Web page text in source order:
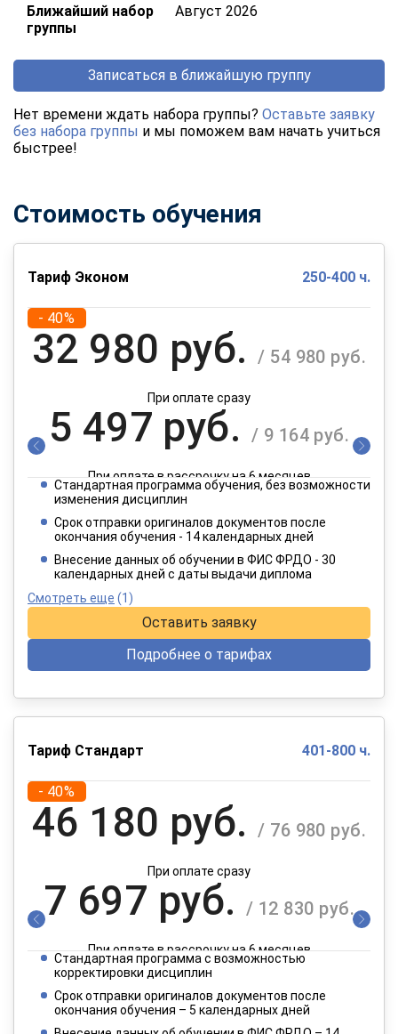
Ближайший набор
группы
Август 2026
Записаться в ближайшую группу
Нет времени ждать набора группы? Оставьте заявку
без набора группы и мы поможем вам начать учиться
быстрее!
Стоимость обучения
Тариф Эконом 250-400 ч.
- 40%
32 980 руб. / 54 980 руб.
При оплате сразу
5 497 руб. / 9 164 руб.
При оплате в рассрочку на 6 месяцев
2 749 руб.
При оплате в рассрочку на 12 месяцев
Стандартная программа обучения, без возможности
изменения дисциплин
Срок отправки оригиналов документов после
окончания обучения - 14 календарных дней
Внесение данных об обучении в ФИС ФРДО - 30
календарных дней с даты выдачи диплома
Смотреть еще (1)
Оставить заявку
Подробнее о тарифах
Тариф Стандарт 401-800 ч.
- 40%
46 180 руб. / 76 980 руб.
При оплате сразу
7 697 руб. / 12 830 руб.
При оплате в рассрочку на 6 месяцев
3 849 руб.
При оплате в рассрочку на 12 месяцев
Стандартная программа с возможностью
корректировки дисциплин
Срок отправки оригиналов документов после
окончания обучения – 5 календарных дней